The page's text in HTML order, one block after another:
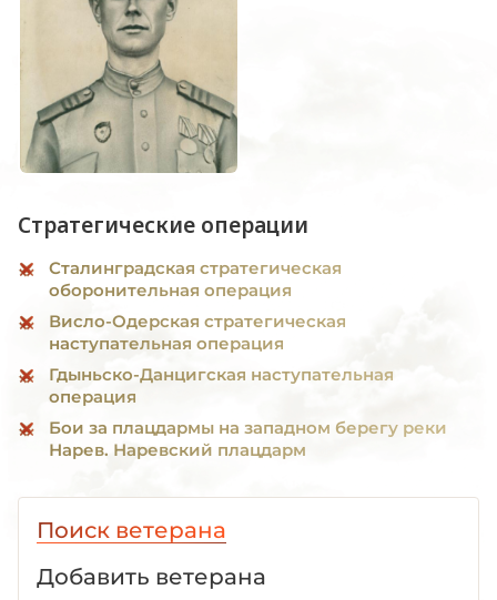
Стратегические операции
Сталинградская стратегическая
оборонительная операция
Висло-Одерская стратегическая
наступательная операция
Гдыньско-Данцигская наступательная
операция
Бои за плацдармы на западном берегу реки
Нарев. Наревский плацдарм
Поиск ветерана
Добавить ветерана